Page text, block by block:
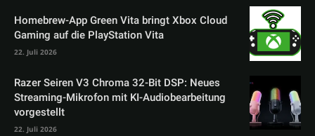
Homebrew-App Green Vita bringt Xbox Cloud
Gaming auf die PlayStation Vita
22. Juli 2026
Razer Seiren V3 Chroma 32-Bit DSP: Neues
Streaming-Mikrofon mit KI-Audiobearbeitung
vorgestellt
22. Juli 2026